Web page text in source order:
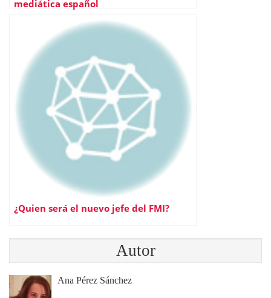
mediática español
¿Quien será el nuevo jefe del FMI?
Autor
Ana Pérez Sánchez